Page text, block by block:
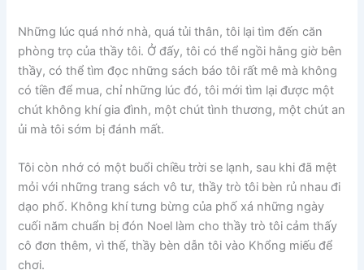
Những lúc quá nhớ nhà, quá tủi thân, tôi lại tìm đến căn
phòng trọ của thầy tôi. Ở đấy, tôi có thể ngồi hằng giờ bên
thầy, có thể tìm đọc những sách báo tôi rất mê mà không
có tiền để mua, chỉ những lúc đó, tôi mới tìm lại được một
chút không khí gia đình, một chút tình thương, một chút an
ủi mà tôi sớm bị đánh mất.
Tôi còn nhớ có một buổi chiều trời se lạnh, sau khi đã mệt
mỏi với những trang sách vô tư, thầy trò tôi bèn rủ nhau đi
dạo phố. Không khí tưng bừng của phố xá những ngày
cuối năm chuẩn bị đón Noel làm cho thầy trò tôi cảm thấy
cô đơn thêm, vì thế, thầy bèn dẫn tôi vào Khổng miếu để
chơi.